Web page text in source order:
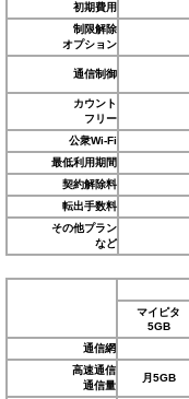
初期費用
制限解除
オプション
通信制御
カウント
フリー
公衆Wi-Fi
最低利用期間
契約解除料
転出手数料
その他プラン
など
マイピタ
5GB
通信網
高速通信
通信量
月5GB